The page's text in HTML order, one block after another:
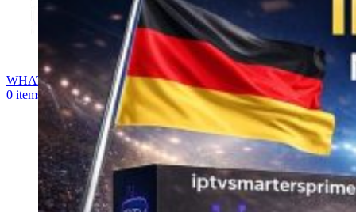
WHATSAPP
0 items 0,00 €